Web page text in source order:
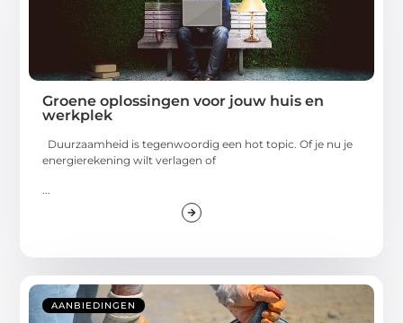
Groene oplossingen voor jouw huis en
werkplek
Duurzaamheid is tegenwoordig een hot topic. Of je nu je
energierekening wilt verlagen of
AANBIEDINGEN